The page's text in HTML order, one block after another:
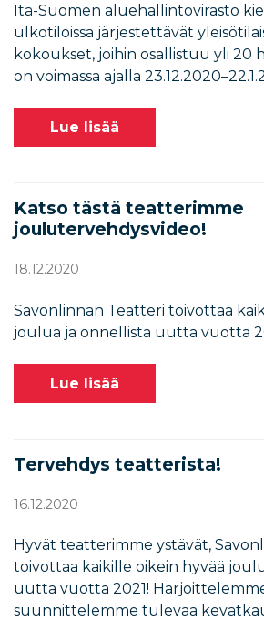
Itä-Suomen aluehallintovirasto
ulkotiloissa järjestettävät
kokoukset, joihin osallistuu yli 20
on voimassa ajalla
Lue lisää
Katso tästä teatterimme
joulutervehdysvideo!
18.12.2020
Savonlinnan Teatteri toivottaa
joulua ja onnellista uutta vuotta
Lue lisää
Tervehdys teatterista!
16.12.2020
Hyvät teatterimme ystävät,
toivottaa kaikille oikein hyvää
uutta vuotta 2021!
suunnittelemme tulevaa